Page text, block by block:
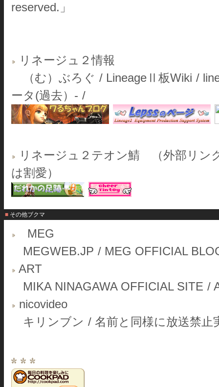
reserved.」
リネージュ２情報
（む）ぶろぐ / LineageⅡ板Wiki /
ータ(過去）- /
リネージュ２テオン鯖 （外部リン
は割愛）
■ その他ブクマ
MEG
MEGWEB.JP / MEG OFFICIAL
ART
MIKA NINAGAWA OFFICIAL SITE /
nicovideo
キリンブン / 名前と同様に放送禁止